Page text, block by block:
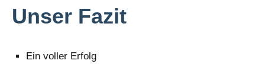
Unser Fazit
Ein voller Erfolg